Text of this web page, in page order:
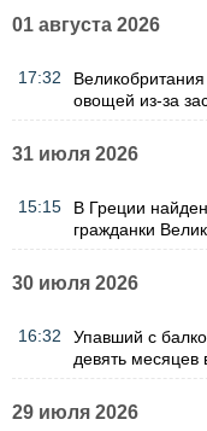
01 августа 2026
17:32
овощей из-за
31 июля 2026
15:15
В Греции
гражданки
30 июля 2026
16:32
Упавший с
девять месяцев
29 июля 2026